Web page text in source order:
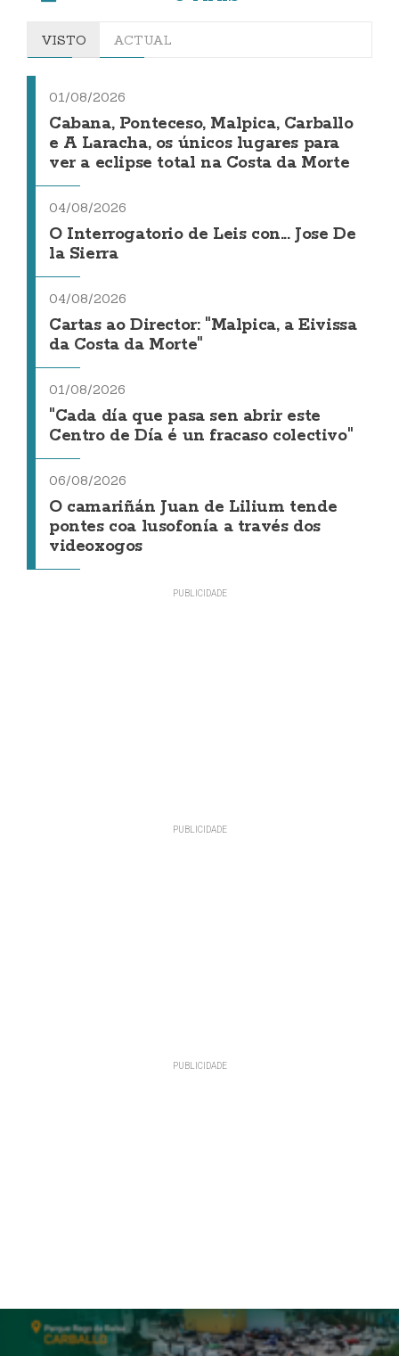
VISTO ACTUAL
01/08/2026
Cabana, Ponteceso, Malpica, Carballo
e A Laracha, os únicos lugares para
ver a eclipse total na Costa da Morte
04/08/2026
O Interrogatorio de Leis con... Jose De
la Sierra
04/08/2026
Cartas ao Director: "Malpica, a Eivissa
da Costa da Morte"
01/08/2026
"Cada día que pasa sen abrir este
Centro de Día é un fracaso colectivo"
06/08/2026
O camariñán Juan de Lilium tende
pontes coa lusofonía a través dos
videoxogos